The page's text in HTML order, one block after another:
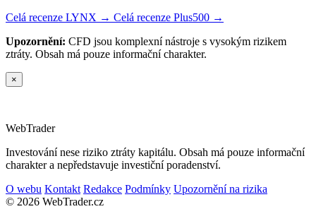
Celá recenze LYNX → Celá recenze Plus500 →
Upozornění: CFD jsou komplexní nástroje s vysokým rizikem
ztráty. Obsah má pouze informační charakter.
×
WebTrader
Investování nese riziko ztráty kapitálu. Obsah má pouze informační
charakter a nepředstavuje investiční poradenství.
O webu Kontakt Redakce Podmínky Upozornění na rizika
© 2026 WebTrader.cz